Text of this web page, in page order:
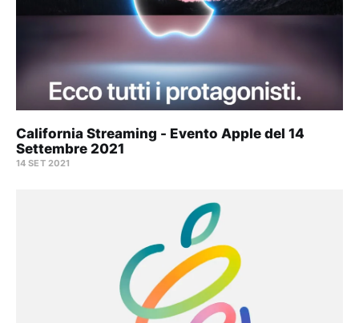
California Streaming - Evento Apple del 14
Settembre 2021
14 SET 2021